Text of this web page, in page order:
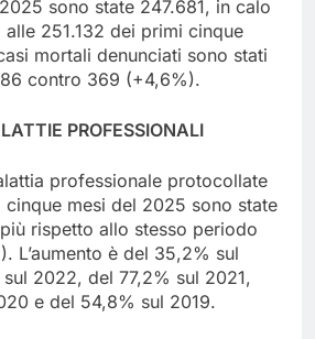
sono state 247.681, in calo
alle 251.132 dei primi cinque
mortali denunciati sono stati
contro 369 (+4,6%).
PROFESSIONALI
professionale protocollate
cinque mesi del 2025 sono state
rispetto allo stesso periodo
L’aumento è del 35,2% sul
2022, del 77,2% sul 2021,
e del 54,8% sul 2019.